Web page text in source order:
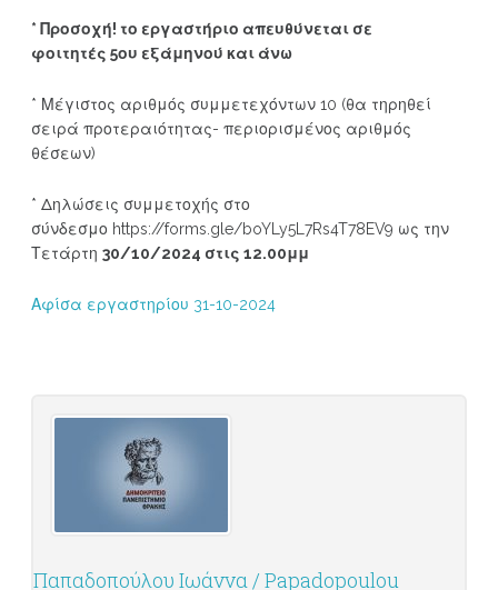
* Προσοχή! το εργαστήριο απευθύνεται σε
φοιτητές 5ου εξάμηνού και άνω
* Μέγιστος αριθμός συμμετεχόντων 10 (θα τηρηθεί
σειρά προτεραιότητας- περιορισμένος αριθμός
θέσεων)
* Δηλώσεις συμμετοχής στο
σύνδεσμο https://forms.gle/boYLy5L7Rs4T78EV9 ως την
Τετάρτη 30/10/2024 στις 12.00μμ
Αφίσα εργαστηρίου 31-10-2024
Παπαδοπούλου Ιωάννα / Papadopoulou